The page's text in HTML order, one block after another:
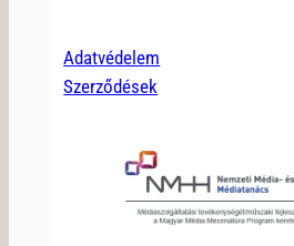
Adatvédelem
Szerződések